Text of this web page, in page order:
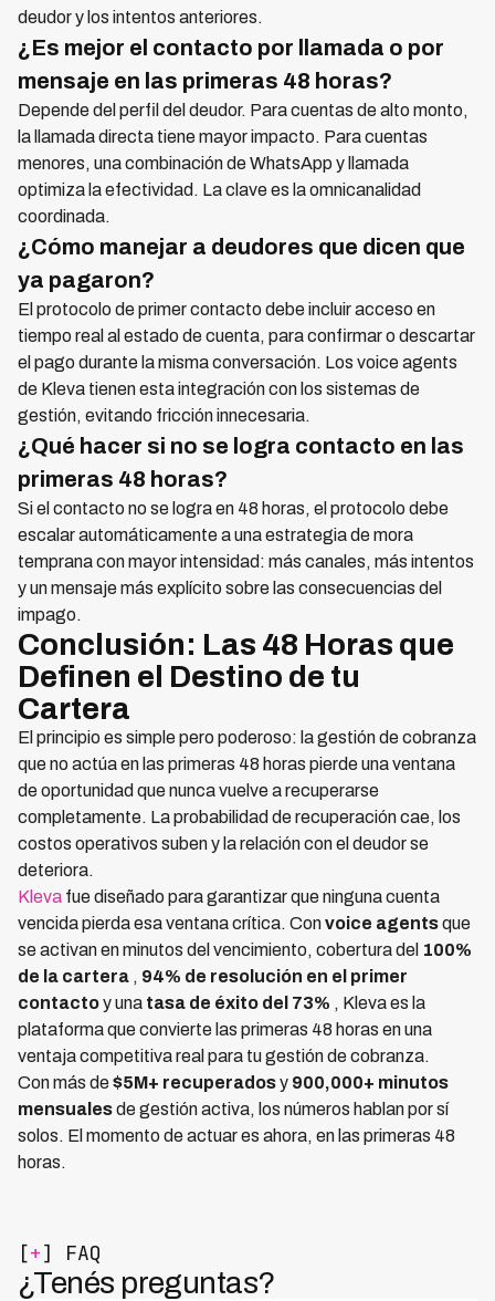
deudor y los intentos anteriores.
¿Es mejor el contacto por llamada o por
mensaje en las primeras 48 horas?
Depende del perfil del deudor. Para cuentas de alto monto,
la llamada directa tiene mayor impacto. Para cuentas
menores, una combinación de WhatsApp y llamada
optimiza la efectividad. La clave es la omnicanalidad
coordinada.
¿Cómo manejar a deudores que dicen que
ya pagaron?
El protocolo de primer contacto debe incluir acceso en
tiempo real al estado de cuenta, para confirmar o descartar
el pago durante la misma conversación. Los voice agents
de Kleva tienen esta integración con los sistemas de
gestión, evitando fricción innecesaria.
¿Qué hacer si no se logra contacto en las
primeras 48 horas?
Si el contacto no se logra en 48 horas, el protocolo debe
escalar automáticamente a una estrategia de mora
temprana con mayor intensidad: más canales, más intentos
y un mensaje más explícito sobre las consecuencias del
impago.
Conclusión: Las 48 Horas que
Definen el Destino de tu
Cartera
El principio es simple pero poderoso: la gestión de cobranza
que no actúa en las primeras 48 horas pierde una ventana
de oportunidad que nunca vuelve a recuperarse
completamente. La probabilidad de recuperación cae, los
costos operativos suben y la relación con el deudor se
deteriora.
Kleva fue diseñado para garantizar que ninguna cuenta
vencida pierda esa ventana crítica. Convoice agentsque
se activan en minutos del vencimiento, cobertura del 100%
de la cartera , 94% de resolución en el primer
contactoy una tasa de éxito del 73% , Kleva es la
plataforma que convierte las primeras 48 horas en una
ventaja competitiva real para tu gestión de cobranza.
Con más de$5M+ recuperadosy 900,000+ minutos
mensualesde gestión activa, los números hablan por sí
solos. El momento de actuar es ahora, en las primeras 48
horas.
[+] FAQ
¿Tenés preguntas?